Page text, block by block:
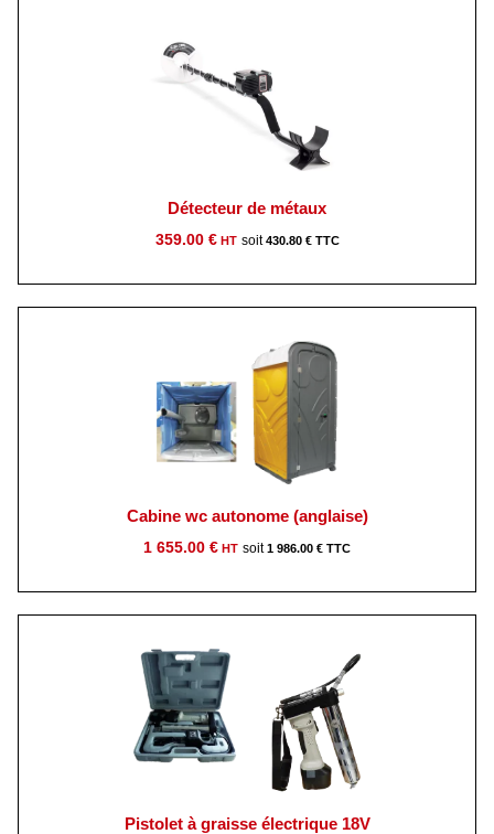
Détecteur de métaux
359.00 € 430.80 €
Cabine wc autonome (anglaise)
1 655.00 € 1 986.00 €
Pistolet à graisse électrique 18V